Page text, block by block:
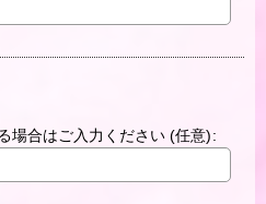
場合はご入力ください (任意):